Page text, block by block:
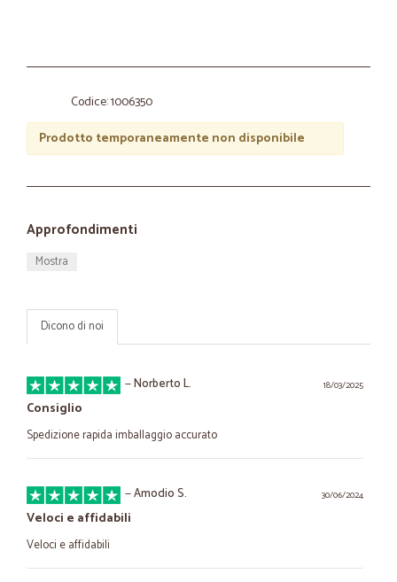
Codice: 1006350
Prodotto temporaneamente non disponibile
Approfondimenti
Mostra
Dicono di noi
18/03/2025
—Norberto L.
Consiglio
Spedizione rapida imballaggio accurato
30/06/2024
—Amodio S.
Veloci e affidabili
Veloci e affidabili